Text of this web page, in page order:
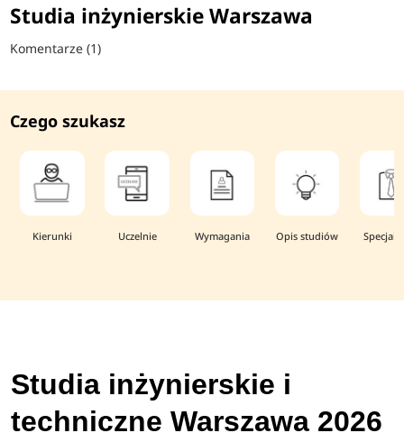
Studia inżynierskie Warszawa
Komentarze (1)
Czego szukasz
Kierunki Uczelnie Wymagania Opis studiów
Studia inżynierskie i
techniczne Warszawa 2026